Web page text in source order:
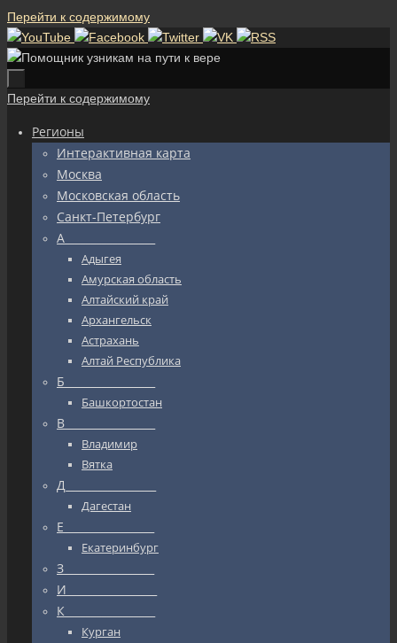
Перейти к содержимому
Перейти к содержимому
Регионы
Интерактивная карта
Москва
Московская область
Санкт-Петербург
А_________________
Адыгея
Амурская область
Алтайский край
Архангельск
Астрахань
Алтай Республика
Б_________________
Башкортостан
В_________________
Владимир
Вятка
Д_________________
Дагестан
Е_________________
Екатеринбург
З_________________
И_________________
К_________________
Курган